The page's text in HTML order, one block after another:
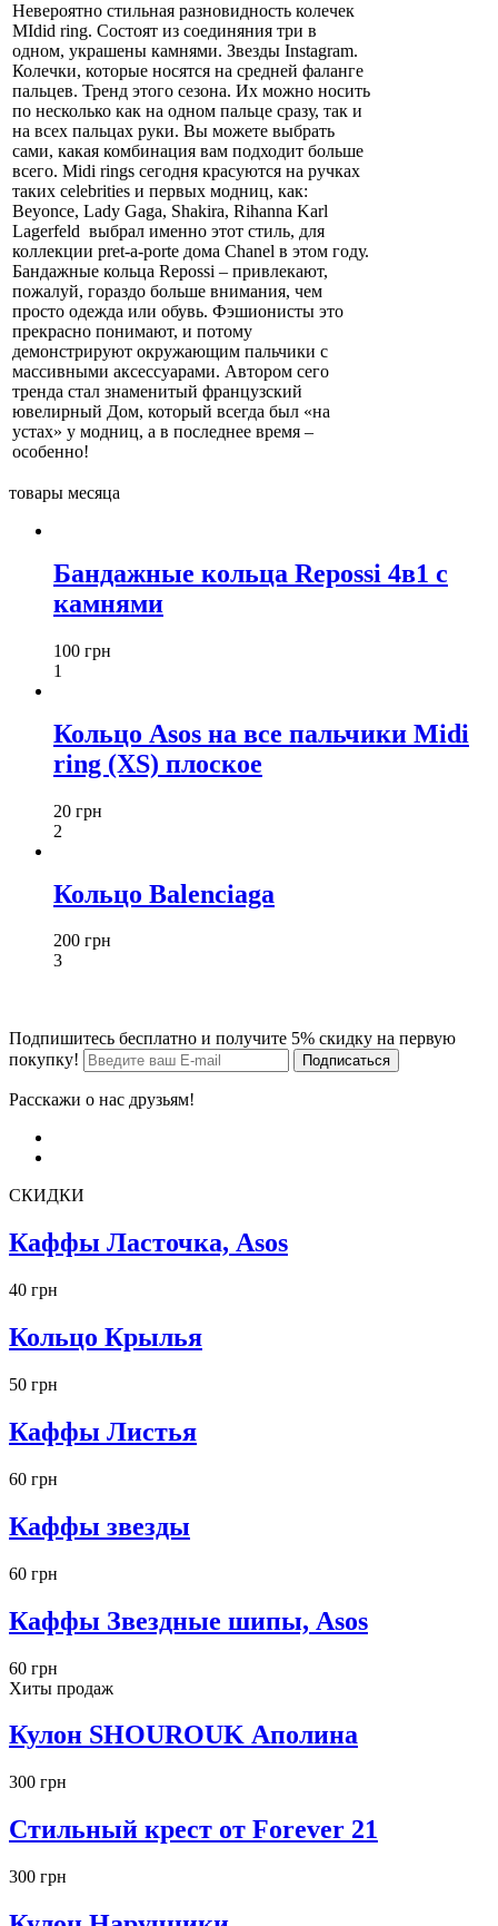
Невероятно стильная разновидность колечек
MIdid ring. Состоят из соединяния три в
одном, украшены камнями. Звезды Instagram.
Колечки, которые носятся на средней фаланге
пальцев. Тренд этого сезона. Их можно носить
по несколько как на одном пальце сразу, так и
на всех пальцах руки. Вы можете выбрать
сами, какая комбинация вам подходит больше
всего. Midi rings сегодня красуются на ручках
таких celebrities и первых модниц, как:
Beyonce, Lady Gaga, Shakira, Rihanna Karl
Lagerfeld выбрал именно этот стиль, для
коллекции pret-a-porte дома Chanel в этом году.
Бандажные кольца Repossi – привлекают,
пожалуй, гораздо больше внимания, чем
просто одежда или обувь. Фэшионисты это
прекрасно понимают, и потому
демонстрируют окружающим пальчики с
массивными аксессуарами. Автором сего
тренда стал знаменитый французский
ювелирный Дом, который всегда был «на
устах» у модниц, а в последнее время –
особенно!
товары месяца
Бандажные кольца Repossi 4в1 с
камнями
100 грн
1
Кольцо Asos на все пальчики Midi
ring (XS) плоское
20 грн
2
Кольцо Balenciaga
200 грн
3
Подпишитесь бесплатно и получите 5% скидку на первую
покупку!
Расскажи о нас друзьям!
СКИДКИ
Каффы Ласточка, Asos
40 грн
Кольцо Крылья
50 грн
Каффы Листья
60 грн
Каффы звезды
60 грн
Каффы Звездные шипы, Asos
60 грн
Хиты продаж
Кулон SHOUROUK Аполина
300 грн
Стильный крест от Forever 21
300 грн